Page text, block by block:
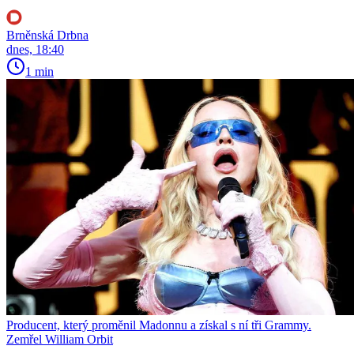
Brněnská Drbna
dnes, 18:40
1 min
Producent, který proměnil Madonnu a získal s ní tři Grammy.
Zemřel William Orbit